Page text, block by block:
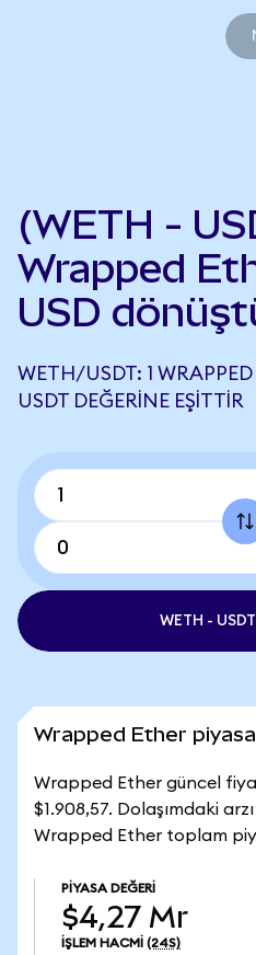
(WETH -
Wrapped
USD
WETH/USDT: 1
USDT DEĞERINE EŞITTIR
WETH -
Wrapped Ether
Wrapped Ether güncel
$1.908,57. Dolaşımdaki
Wrapped Ether toplam
PIYASA DEĞERI
$4,27 Mr
İŞLEM HACMI (24S)